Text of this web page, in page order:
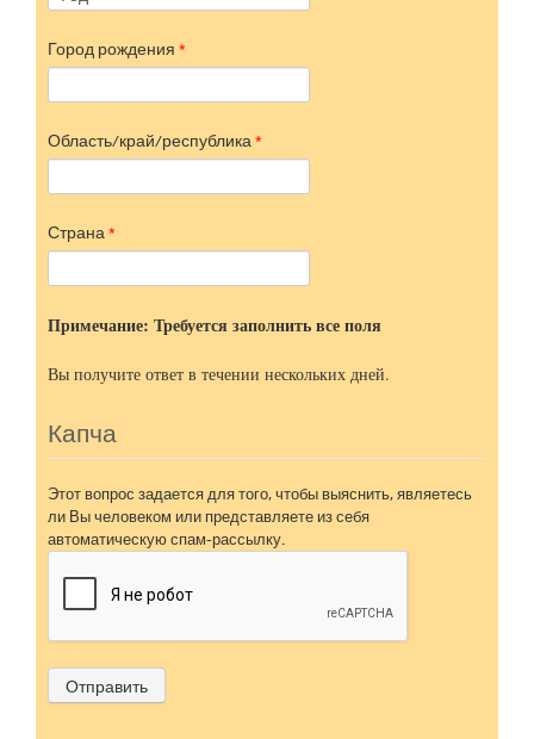
Город рождения *
Область/край/республика *
Страна *
Примечание: Требуется заполнить все поля
Вы получите ответ в течении нескольких дней.
Капча
Этот вопрос задается для того, чтобы выяснить, являетесь
ли Вы человеком или представляете из себя
автоматическую спам-рассылку.